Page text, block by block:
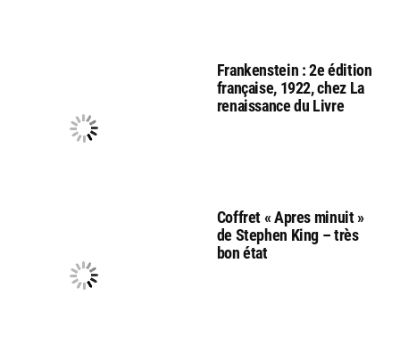
Frankenstein : 2e édition
française, 1922, chez La
renaissance du Livre
Coffret « Apres minuit »
de Stephen King – très
bon état